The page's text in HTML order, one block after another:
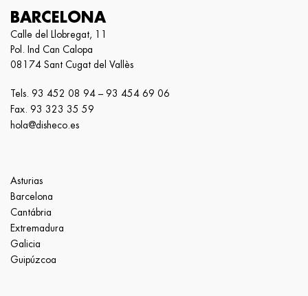
BARCELONA
Calle del Llobregat, 11
Pol. Ind Can Calopa
08174 Sant Cugat del Vallès
Tels. 93 452 08 94 – 93 454 69 06
Fax. 93 323 35 59
hola@disheco.es
Asturias
Barcelona
Cantábria
Extremadura
Galicia
Guipúzcoa